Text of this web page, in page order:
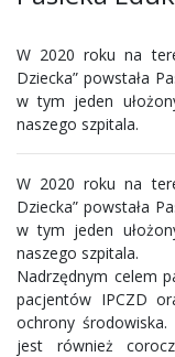
W 2020 roku na
Dziecka” powstała
w tym jeden
naszego szpitala.
W 2020 roku na
Dziecka” powstała
w tym jeden
naszego szpitala.
Nadrzędnym celem
pacjentów IPCZD
ochrony środowiska.
jest również